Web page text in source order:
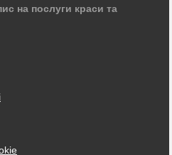
на послуги краси та